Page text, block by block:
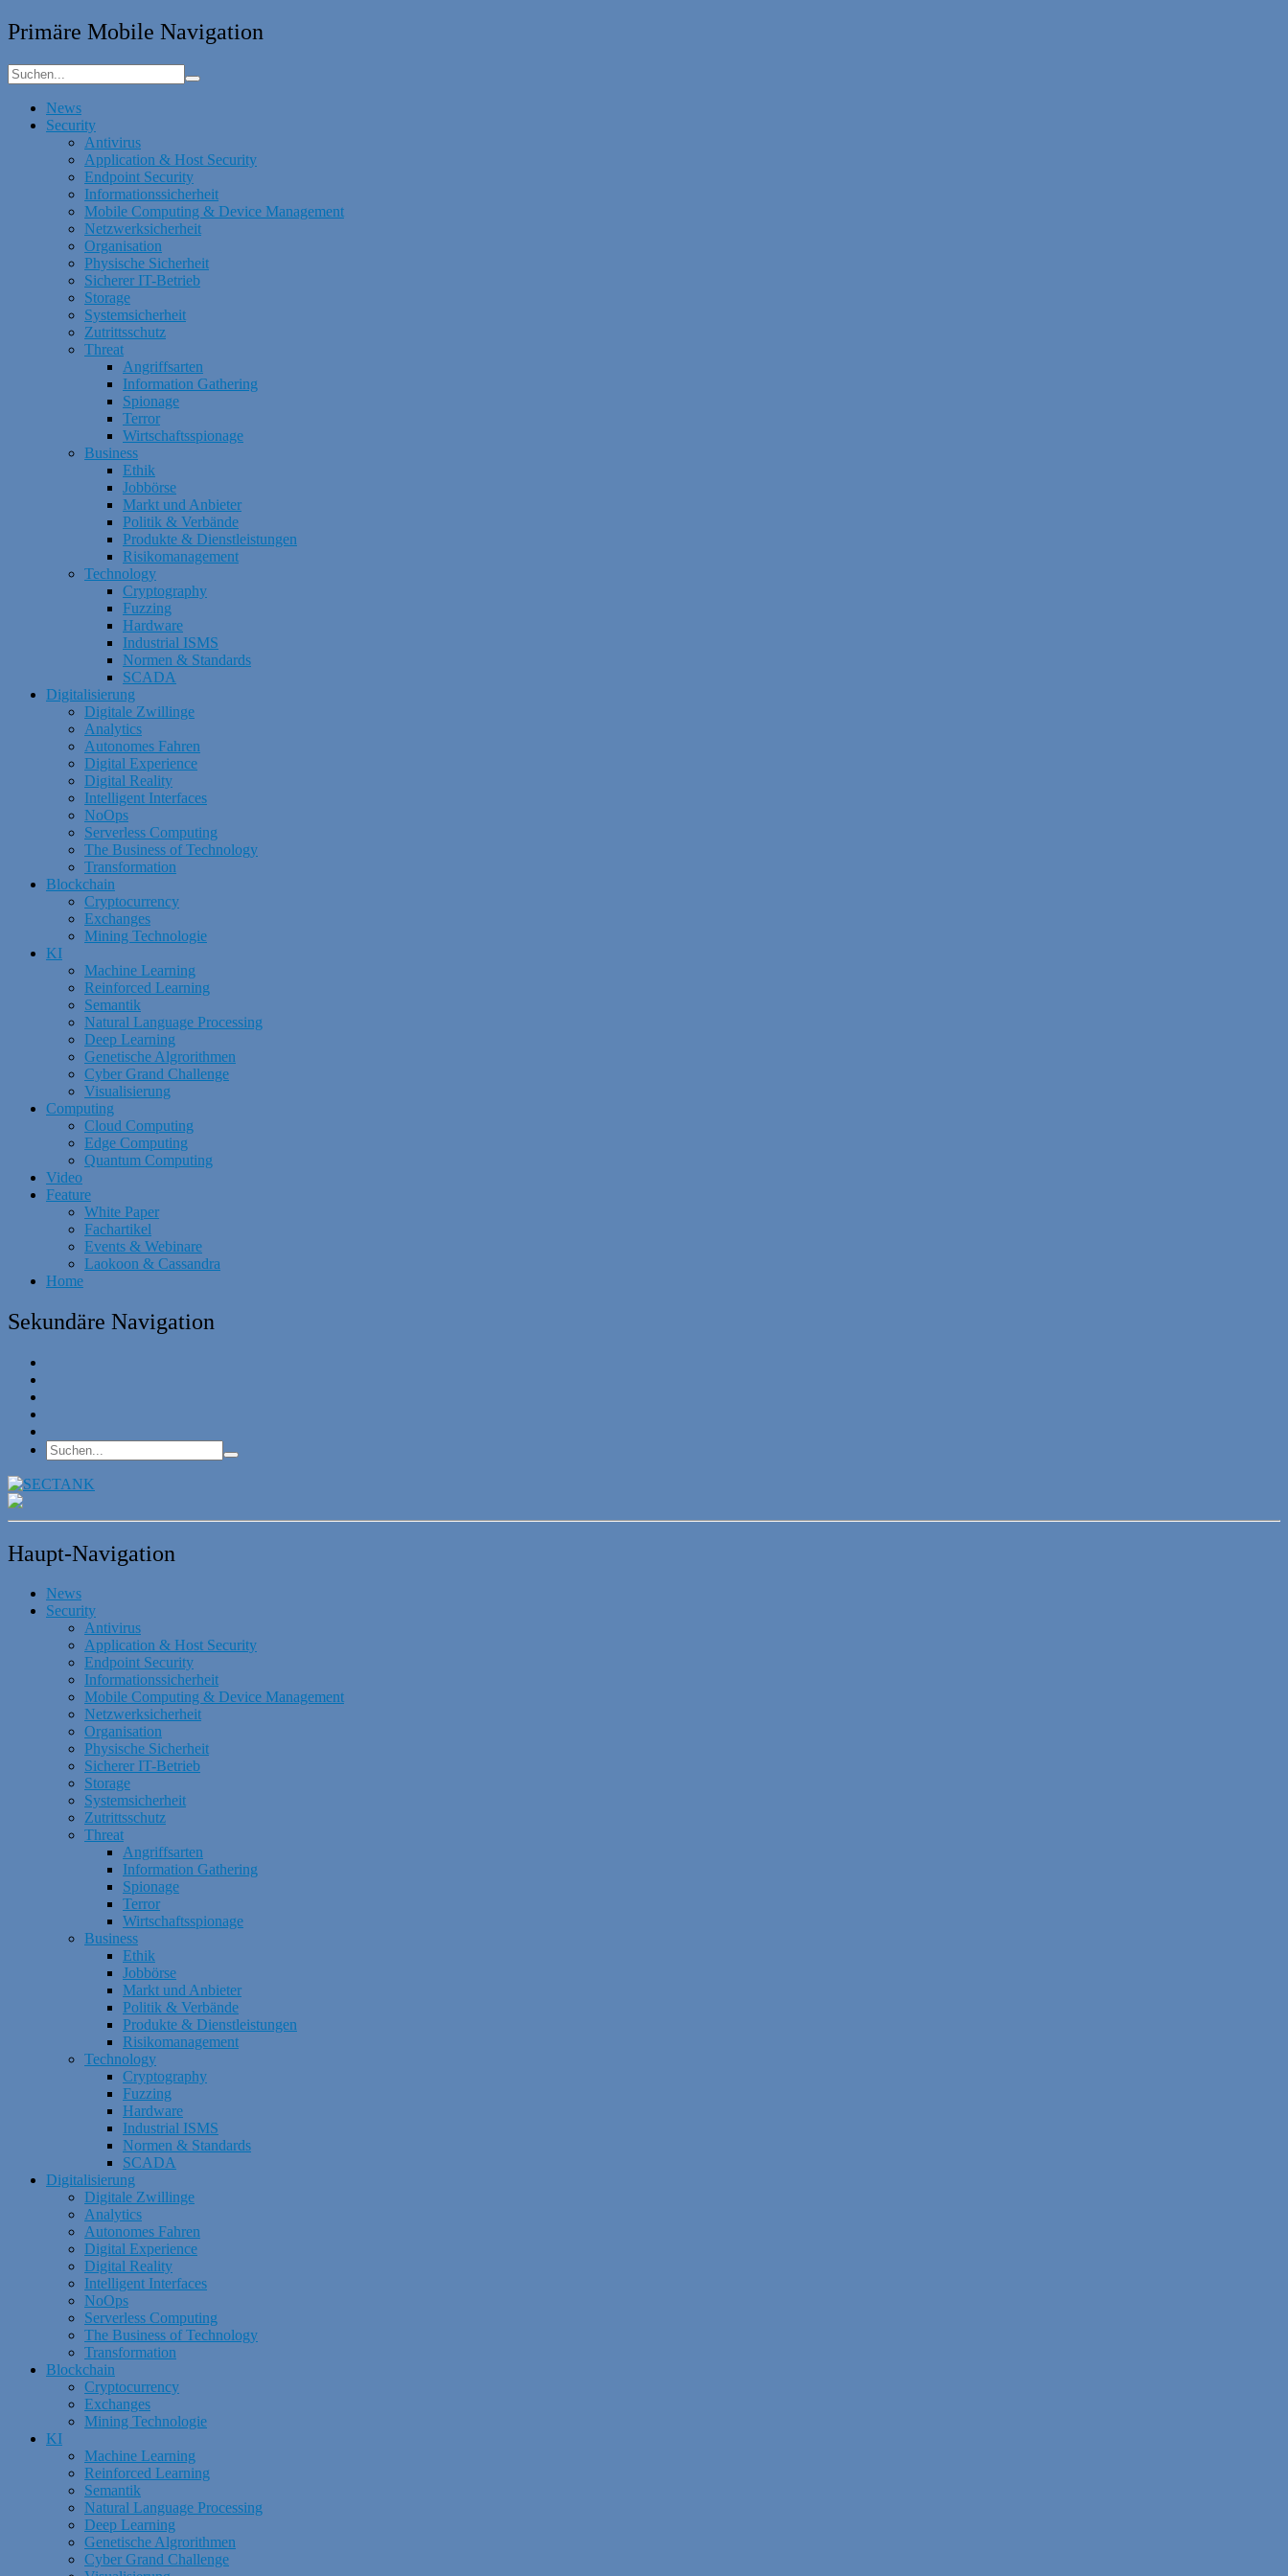
Primäre Mobile Navigation
News
Security
Antivirus
Application & Host Security
Endpoint Security
Informationssicherheit
Mobile Computing & Device Management
Netzwerksicherheit
Organisation
Physische Sicherheit
Sicherer IT-Betrieb
Storage
Systemsicherheit
Zutrittsschutz
Threat
Angriffsarten
Information Gathering
Spionage
Terror
Wirtschaftsspionage
Business
Ethik
Jobbörse
Markt und Anbieter
Politik & Verbände
Produkte & Dienstleistungen
Risikomanagement
Technology
Cryptography
Fuzzing
Hardware
Industrial ISMS
Normen & Standards
SCADA
Digitalisierung
Digitale Zwillinge
Analytics
Autonomes Fahren
Digital Experience
Digital Reality
Intelligent Interfaces
NoOps
Serverless Computing
The Business of Technology
Transformation
Blockchain
Cryptocurrency
Exchanges
Mining Technologie
KI
Machine Learning
Reinforced Learning
Semantik
Natural Language Processing
Deep Learning
Genetische Algrorithmen
Cyber Grand Challenge
Visualisierung
Computing
Cloud Computing
Edge Computing
Quantum Computing
Video
Feature
White Paper
Fachartikel
Events & Webinare
Laokoon & Cassandra
Home
Sekundäre Navigation
Haupt-Navigation
News
Security
Antivirus
Application & Host Security
Endpoint Security
Informationssicherheit
Mobile Computing & Device Management
Netzwerksicherheit
Organisation
Physische Sicherheit
Sicherer IT-Betrieb
Storage
Systemsicherheit
Zutrittsschutz
Threat
Angriffsarten
Information Gathering
Spionage
Terror
Wirtschaftsspionage
Business
Ethik
Jobbörse
Markt und Anbieter
Politik & Verbände
Produkte & Dienstleistungen
Risikomanagement
Technology
Cryptography
Fuzzing
Hardware
Industrial ISMS
Normen & Standards
SCADA
Digitalisierung
Digitale Zwillinge
Analytics
Autonomes Fahren
Digital Experience
Digital Reality
Intelligent Interfaces
NoOps
Serverless Computing
The Business of Technology
Transformation
Blockchain
Cryptocurrency
Exchanges
Mining Technologie
KI
Machine Learning
Reinforced Learning
Semantik
Natural Language Processing
Deep Learning
Genetische Algrorithmen
Cyber Grand Challenge